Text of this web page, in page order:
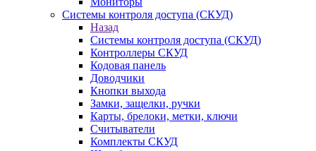
Системы контроля доступа (СКУД)
Назад
Системы контроля доступа (СКУД)
Контроллеры СКУД
Кодовая панель
Доводчики
Кнопки выхода
Замки, защелки, ручки
Карты, брелоки, метки, ключи
Считыватели
Комплекты СКУД